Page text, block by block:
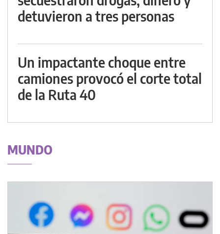
detuvieron a tres personas
Un impactante choque entre
camiones provocó el corte total
de la Ruta 40
MUNDO